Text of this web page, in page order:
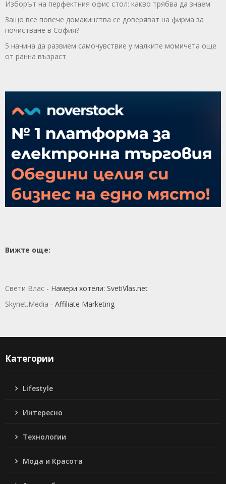
Изборът на перфектния офис стол: какво трябва да знаем
Защо все повече домакинства се доверяват на фирма за
почистване в София?
5 начина да развием самочувствие у малките момичета още
от ранна възраст
Вижте още:
Свети Влас - Намери хотели: SvetiVlas.net
Skynet.Media - Affiliate Marketing
Категории
Lifestyle
Интересно
Технологии
Мода и Красота